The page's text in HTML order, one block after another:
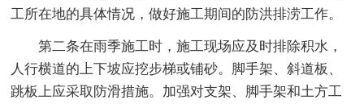
工所在地的具体情况，做好施工期间的防洪排涝工作。
第二条在雨季施工时，施工现场应及时排除积水，
人行横道的上下坡应挖步梯或铺砂。脚手架、斜道板、
跳板上应采取防滑措施。加强对支架、脚手架和土方工